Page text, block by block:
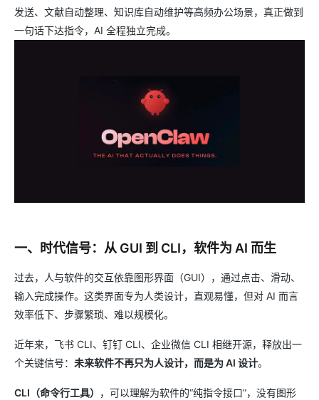
发送、文献自动整理、知识库自动维护等高频办公场景，真正做到
一句话下达指令，AI 全程独立完成。
一、时代信号：从 GUI 到 CLI，软件为 AI 而生
过去，人与软件的交互依靠图形界面（GUI），通过点击、滑动、
输入完成操作。这类界面专为人类设计，直观易懂，但对 AI 而言
效率低下、步骤繁琐、难以规模化。
近年来，飞书 CLI、钉钉 CLI、企业微信 CLI 相继开源，释放出一
个关键信号： 未来软件不再只为人设计，而是为 AI 设计。
CLI（命令行工具）
，可以理解为软件的“纯指令接口”，没有图形